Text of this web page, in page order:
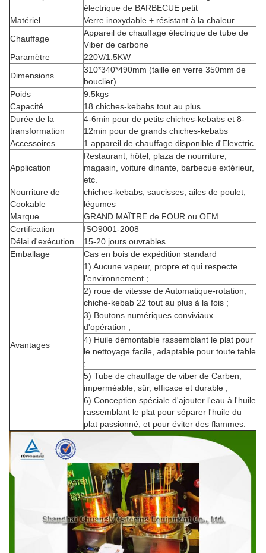
électrique de BARBECUE petit
Matériel
Verre inoxydable + résistant à la chaleur
Chauffage
Appareil de chauffage électrique de tube de
Viber de carbone
Paramètre
220V/1.5KW
Dimensions
310*340*490mm (taille en verre 350mm de
bouclier)
Poids
9.5kgs
Capacité
18 chiches-kebabs tout au plus
Durée de la
transformation
4-6min pour de petits chiches-kebabs et 8-
12min pour de grands chiches-kebabs
Accessoires
1 appareil de chauffage disponible d'Elexctric
Application
Restaurant, hôtel, plaza de nourriture,
magasin, voiture dinante, barbecue extérieur,
etc.
Nourriture de
Cookable
chiches-kebabs, saucisses, ailes de poulet,
légumes
Marque
GRAND MAÎTRE de FOUR ou OEM
Certification
ISO9001-2008
Délai d'exécution
15-20 jours ouvrables
Emballage
Cas en bois de expédition standard
Avantages
1) Aucune vapeur, propre et qui respecte
l'environnement ;
2) roue de vitesse de Automatique-rotation,
chiche-kebab 22 tout au plus à la fois ;
3) Boutons numériques conviviaux
d'opération ;
4) Huile démontable rassemblant le plat pour
le nettoyage facile, adaptable pour toute table
;
5) Tube de chauffage de viber de Carben,
imperméable, sûr, efficace et durable ;
6) Conception spéciale d'ajouter l'eau à l'huile
rassemblant le plat pour séparer l'huile du
plat passionné, et pour éviter des flammes.